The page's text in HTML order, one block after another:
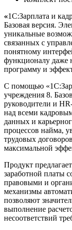
«1С:Зарплата и
Базовая версия.
уникальные
связанных с
понятному
функционалу даже
программу и
С помощью
учреждения 8.
руководители и
над всеми
данных и
процессов найма,
трудовых
максимальной
Продукт
заработной платы
правовыми и
механизмы
позволяют
выполнение
несоответствий